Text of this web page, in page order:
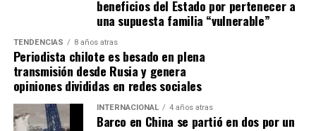
su fallecimiento, la mujer narró:«Netamente a través
de la prensa. Vimos unos mensajes que había sobre
un cadáver en la isla de Chiloé y nosotros llevábamos
alrededor de cuatro o cinco días buscando su
paradero, estaba perdida. Cuando nos enteramos de
que había un cadáver de una mujer en Chiloé, la
verdad es que en ese mismo minuto lo presumimos,
beneficios del Estado por pertenecer a
una supuesta familia “vulnerable”
TENDENCIAS 8 años atras
Periodista chilote es besado en plena
transmisión desde Rusia y genera
opiniones divididas en redes sociales
INTERNACIONAL 4 años atras
Barco en China se partió en dos por un